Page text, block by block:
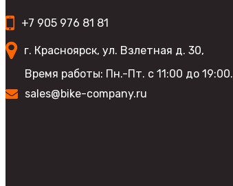
на
странице
+7 905 976 81 81
г. Красноярск, ул. Взлетная д. 30,
Время работы: Пн.-Пт. с 11:00 до 19:00.
sales@bike-company.ru